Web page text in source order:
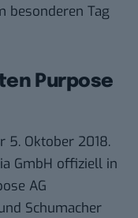
besonderen Tag
Purpose
5. Oktober 2018.
GmbH offiziell in
AG
Schumacher